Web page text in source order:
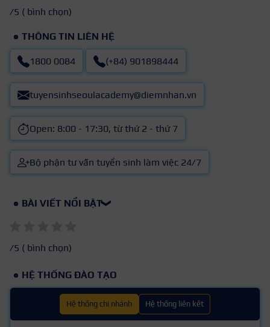
/5 ( bình chọn)
THÔNG TIN LIÊN HỆ
1800 0084 (+84) 901898444
tuyensinhseoulacademy@diemnhan.vn
Open: 8:00 - 17:30, từ thứ 2 - thứ 7
Bộ phận tư vấn tuyển sinh làm việc 24/7
BÀI VIẾT NỔI BẬT❯
/5 ( bình chọn)
HỆ THỐNG ĐÀO TẠO
Hệ thống chi nhánh Hệ thống liên kết